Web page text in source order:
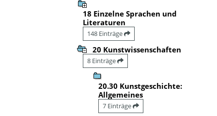
18 Einzelne Sprachen und
Literaturen
148 Einträge
20 Kunstwissenschaften
8 Einträge
20.30 Kunstgeschichte:
Allgemeines
7 Einträge